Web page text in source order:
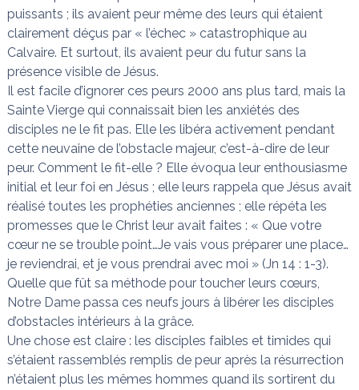
puissants ; ils avaient peur même des leurs qui étaient
clairement déçus par « l’échec » catastrophique au
Calvaire. Et surtout, ils avaient peur du futur sans la
présence visible de Jésus.
Il est facile d’ignorer ces peurs 2000 ans plus tard, mais la
Sainte Vierge qui connaissait bien les anxiétés des
disciples ne le fit pas. Elle les libéra activement pendant
cette neuvaine de l’obstacle majeur, c’est-à-dire de leur
peur. Comment le fit-elle ? Elle évoqua leur enthousiasme
initial et leur foi en Jésus ; elle leurs rappela que Jésus avait
réalisé toutes les prophéties anciennes ; elle répéta les
promesses que le Christ leur avait faites : « Que votre
cœur ne se trouble point…Je vais vous préparer une place…
je reviendrai, et je vous prendrai avec moi » (Jn 14 : 1-3).
Quelle que fût sa méthode pour toucher leurs cœurs,
Notre Dame passa ces neufs jours à libérer les disciples
d’obstacles intérieurs à la grâce.
Une chose est claire : les disciples faibles et timides qui
s’étaient rassemblés remplis de peur après la résurrection
n’étaient plus les mêmes hommes quand ils sortirent du